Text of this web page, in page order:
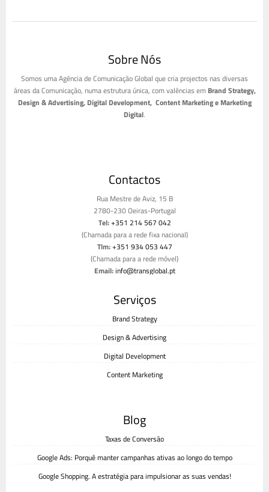
Sobre Nós
Somos uma Agência de Comunicação Global que cria projectos nas diversas
áreas da Comunicação, numa estrutura única, com valências em Brand Strategy,
Design & Advertising, Digital Development, Content Marketing e Marketing
Digital.
Contactos
Rua Mestre de Aviz, 15 B
2780-230 Oeiras-Portugal
Tel:+351 214 567 042
(Chamada para a rede fixa nacional)
Tlm:+351 934 053 447
(Chamada para a rede móvel)
Email:info@transglobal.pt
Serviços
Brand Strategy
Design & Advertising
Digital Development
Content Marketing
Blog
Taxas de Conversão
Google Ads: Porquê manter campanhas ativas ao longo do tempo
Google Shopping. A estratégia para impulsionar as suas vendas!